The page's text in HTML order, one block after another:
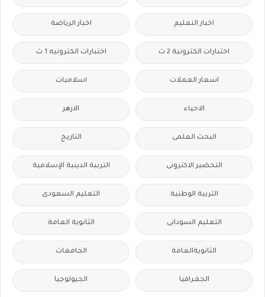
اخبار التعليم اخبار الرياضة
اختبارات الكترونية 2 ث اختبارات الكترونيه 1 ث
اسعار العملات اسلاميات
الاحياء الازهر
البحث العلمى التاريخ
التحضير الاكترونى التربية الدينية الإسلامية
التربية الوطنية التعليم السعودى
التعليم السودانى الثانوية العامة
الثانويةالعامة الجامعات
الجغرافيا الجيولوجيا